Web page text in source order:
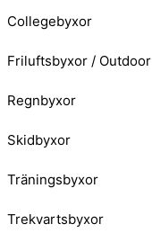
Collegebyxor
Friluftsbyxor / Outdoor
Regnbyxor
Skidbyxor
Träningsbyxor
Trekvartsbyxor